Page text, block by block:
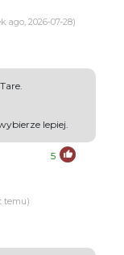
2026-07-28)
lepiej.
5
temu)